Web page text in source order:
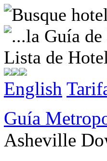
Lista de
English
Guía
Asheville